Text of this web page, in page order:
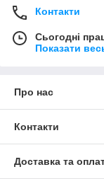
Контакти
Сьогодні
Показати
Про нас
Контакти
Доставка та